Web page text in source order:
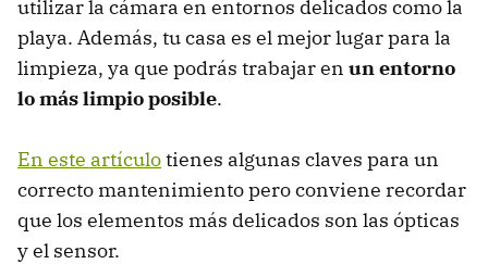
utilizar la cámara en entornos delicados como la
playa. Además, tu casa es el mejor lugar para la
limpieza, ya que podrás trabajar en un entorno
lo más limpio posible.
En este artículotienes algunas claves para un
correcto mantenimiento pero conviene recordar
que los elementos más delicados son las ópticas
y el sensor.